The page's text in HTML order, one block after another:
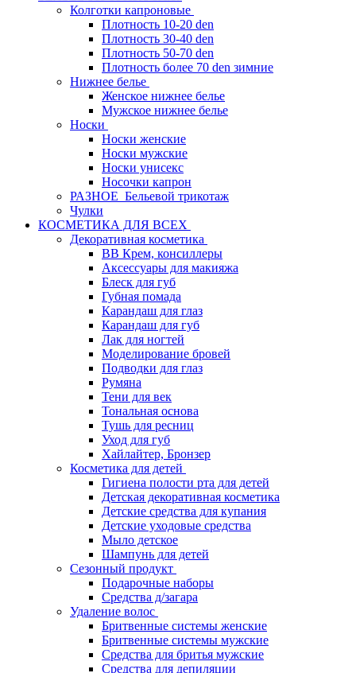
Колготки капроновые
Плотность 10-20 den
Плотность 30-40 den
Плотность 50-70 den
Плотность более 70 den зимние
Нижнее белье
Женское нижнее белье
Мужское нижнее белье
Носки
Носки женские
Носки мужские
Носки унисекс
Носочки капрон
РАЗНОЕ_Бельевой трикотаж
Чулки
КОСМЕТИКА ДЛЯ ВСЕХ
Декоративная косметика
BB Крем, консиллеры
Аксессуары для макияжа
Блеск для губ
Губная помада
Карандаш для глаз
Карандаш для губ
Лак для ногтей
Моделирование бровей
Подводки для глаз
Румяна
Тени для век
Тональная основа
Тушь для ресниц
Уход для губ
Хайлайтер, Бронзер
Косметика для детей
Гигиена полости рта для детей
Детская декоративная косметика
Детские средства для купания
Детские уходовые средства
Мыло детское
Шампунь для детей
Сезонный продукт
Подарочные наборы
Средства д/загара
Удаление волос
Бритвенные системы женские
Бритвенные системы мужские
Средства для бритья мужские
Средства для депиляции